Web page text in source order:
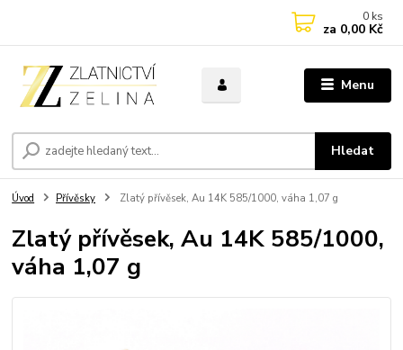
Menu
Hledat
0 ks
za 0,00 Kč
Úvod Přívěsky Zlatý přívěsek, Au 14K 585/1000, váha 1,07 g
Zlatý přívěsek, Au 14K 585/1000,
váha 1,07 g